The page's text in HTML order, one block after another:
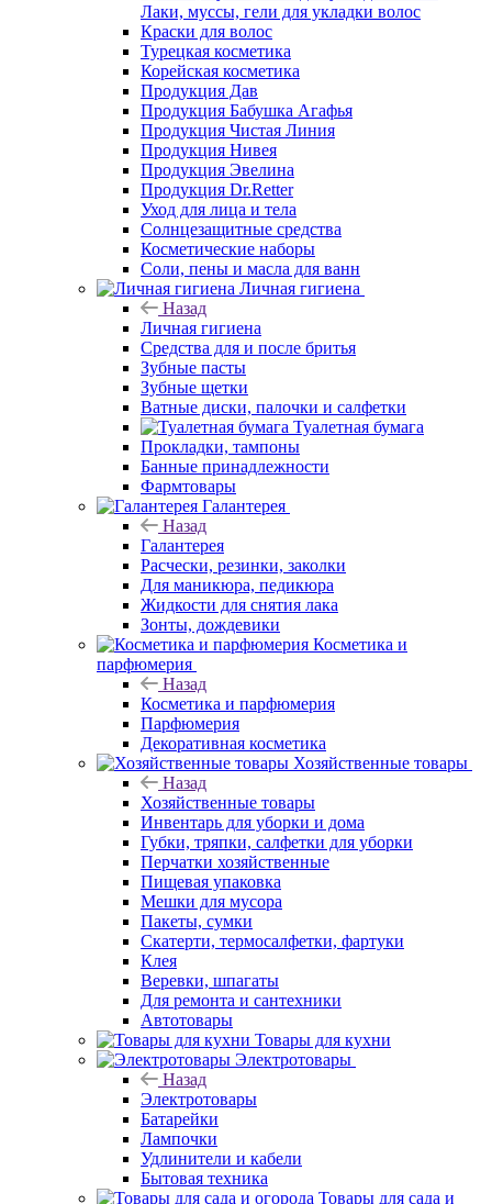
Лаки, муссы, гели для укладки волос
Краски для волос
Турецкая косметика
Корейская косметика
Продукция Дав
Продукция Бабушка Агафья
Продукция Чистая Линия
Продукция Нивея
Продукция Эвелина
Продукция Dr.Retter
Уход для лица и тела
Солнцезащитные средства
Косметические наборы
Соли, пены и масла для ванн
Личная гигиена
Назад
Личная гигиена
Средства для и после бритья
Зубные пасты
Зубные щетки
Ватные диски, палочки и салфетки
Туалетная бумага
Прокладки, тампоны
Банные принадлежности
Фармтовары
Галантерея
Назад
Галантерея
Расчески, резинки, заколки
Для маникюра, педикюра
Жидкости для снятия лака
Зонты, дождевики
Косметика и
парфюмерия
Назад
Косметика и парфюмерия
Парфюмерия
Декоративная косметика
Хозяйственные товары
Назад
Хозяйственные товары
Инвентарь для уборки и дома
Губки, тряпки, салфетки для уборки
Перчатки хозяйственные
Пищевая упаковка
Мешки для мусора
Пакеты, сумки
Скатерти, термосалфетки, фартуки
Клея
Веревки, шпагаты
Для ремонта и сантехники
Автотовары
Товары для кухни
Электротовары
Назад
Электротовары
Батарейки
Лампочки
Удлинители и кабели
Бытовая техника
Товары для сада и